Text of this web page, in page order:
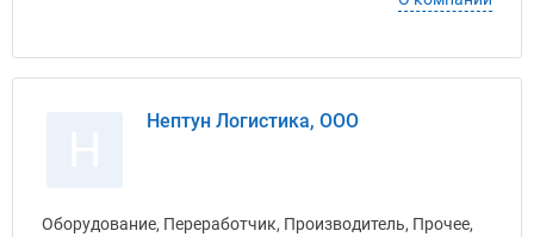
Нептун Логистика, ООО
Оборудование, Переработчик, Производитель, Прочее,